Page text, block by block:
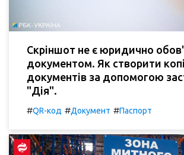
Скріншот не є юридично
документом. Як створити
документів за допомогою
"Дія".
#QR-код #Документ #Паспорт